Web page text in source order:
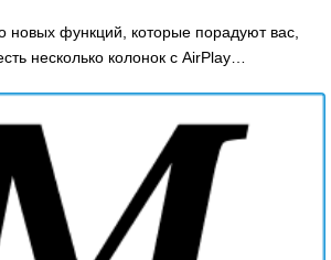
новых функций, которые порадуют вас,
несколько колонок с AirPlay…